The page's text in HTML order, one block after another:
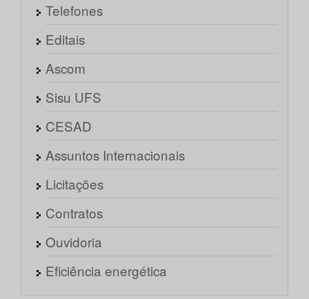
Telefones
Editais
Ascom
Sisu UFS
CESAD
Assuntos Internacionais
Licitações
Contratos
Ouvidoria
Eficiência energética